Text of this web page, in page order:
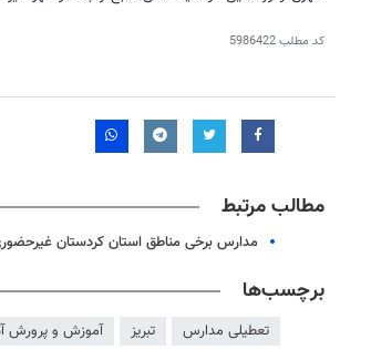
کد مطلب5986422
مطالب مرتبط
مدارس برخی مناطق استان کردستان
برچسب‌ها
تعطیلی مدارس تبریز آموزش و پرورش